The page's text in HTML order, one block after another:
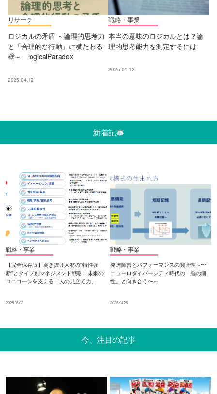
リサーチ
ロジカルの矛盾 ～論理的思考力
と「合理的な行動」に横たわる
壁～ logicalParadox
2025.04.12
戦略・事業
本当の意味のロジカルとは？論
理的思考能力を測定するには
2025.04.12
新着記事
戦略・事業
【完全保存版】突き抜け人材の“特性診
断”とタイプ別マネジメント戦略：未来の
ユニコーンを支える「人の見立て力」
2025.05.02
戦略・事業
発達障害とパフォーマンスの関連性～〜
ニューロダイバーシティ時代の「脳の個
性」と向き合う〜～
2025.04.28
今、注目の記事